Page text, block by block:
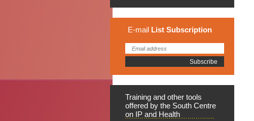
E-mail List Subscription
Training and other tools
offered by the South Centre
on IP and Health